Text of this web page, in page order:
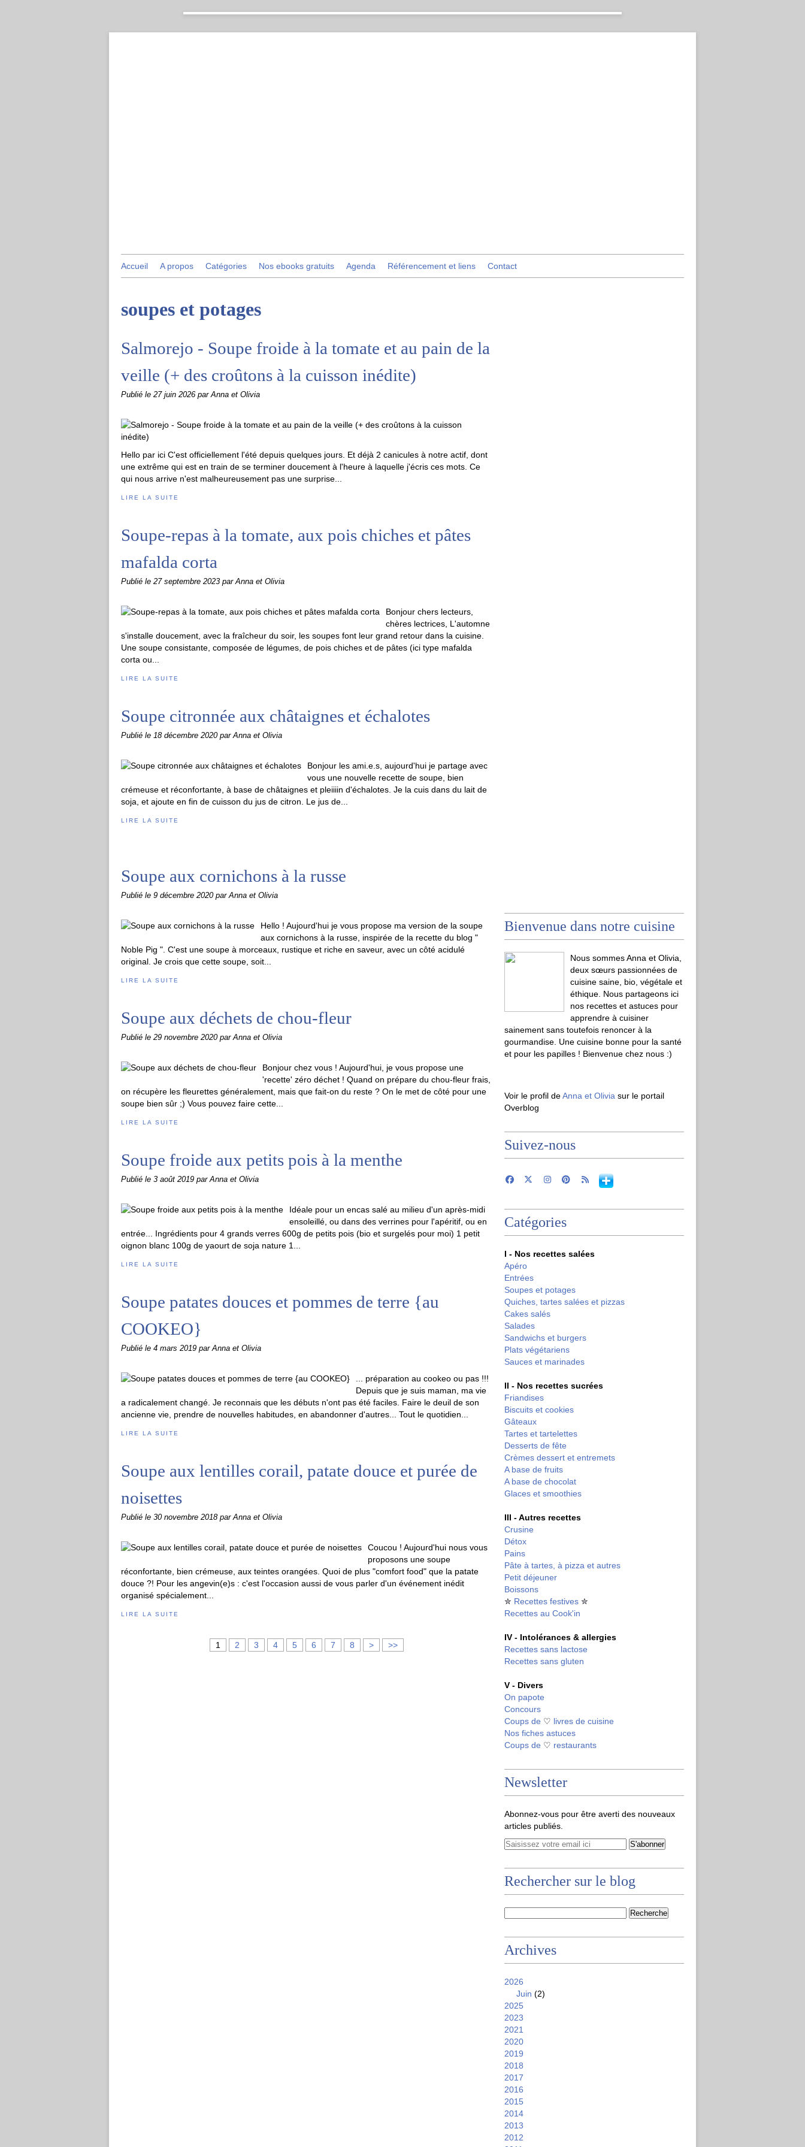
Accueil A propos Catégories Nos ebooks gratuits Agenda Référencement et liens Contact
soupes et potages
Salmorejo - Soupe froide à la tomate et au pain de la
veille (+ des croûtons à la cuisson inédite)
Publié le 27 juin 2026 par Anna et Olivia
Hello par ici C'est officiellement l'été depuis quelques jours. Et déjà 2 canicules à notre actif, dont
une extrême qui est en train de se terminer doucement à l'heure à laquelle j'écris ces mots. Ce
qui nous arrive n'est malheureusement pas une surprise...
LIRE LA SUITE
Soupe-repas à la tomate, aux pois chiches et pâtes
mafalda corta
Publié le 27 septembre 2023 par Anna et Olivia
Bonjour chers lecteurs,
chères lectrices, L'automne
s'installe doucement, avec la fraîcheur du soir, les soupes font leur grand retour dans la cuisine.
Une soupe consistante, composée de légumes, de pois chiches et de pâtes (ici type mafalda
corta ou...
LIRE LA SUITE
Soupe citronnée aux châtaignes et échalotes
Publié le 18 décembre 2020 par Anna et Olivia
Bonjour les ami.e.s, aujourd'hui je partage avec
vous une nouvelle recette de soupe, bien
crémeuse et réconfortante, à base de châtaignes et pleiiiin d'échalotes. Je la cuis dans du lait de
soja, et ajoute en fin de cuisson du jus de citron. Le jus de...
LIRE LA SUITE
Soupe aux cornichons à la russe
Publié le 9 décembre 2020 par Anna et Olivia
Hello ! Aujourd'hui je vous propose ma version de la soupe
aux cornichons à la russe, inspirée de la recette du blog "
Noble Pig ". C'est une soupe à morceaux, rustique et riche en saveur, avec un côté acidulé
original. Je crois que cette soupe, soit...
LIRE LA SUITE
Soupe aux déchets de chou-fleur
Publié le 29 novembre 2020 par Anna et Olivia
Bonjour chez vous ! Aujourd'hui, je vous propose une
'recette' zéro déchet ! Quand on prépare du chou-fleur frais,
on récupère les fleurettes généralement, mais que fait-on du reste ? On le met de côté pour une
soupe bien sûr ;) Vous pouvez faire cette...
LIRE LA SUITE
Soupe froide aux petits pois à la menthe
Publié le 3 août 2019 par Anna et Olivia
Idéale pour un encas salé au milieu d'un après-midi
ensoleillé, ou dans des verrines pour l'apéritif, ou en
entrée... Ingrédients pour 4 grands verres 600g de petits pois (bio et surgelés pour moi) 1 petit
oignon blanc 100g de yaourt de soja nature 1...
LIRE LA SUITE
Soupe patates douces et pommes de terre {au
COOKEO}
Publié le 4 mars 2019 par Anna et Olivia
... préparation au cookeo ou pas !!!
Depuis que je suis maman, ma vie
a radicalement changé. Je reconnais que les débuts n'ont pas été faciles. Faire le deuil de son
ancienne vie, prendre de nouvelles habitudes, en abandonner d'autres... Tout le quotidien...
LIRE LA SUITE
Soupe aux lentilles corail, patate douce et purée de
noisettes
Publié le 30 novembre 2018 par Anna et Olivia
Coucou ! Aujourd'hui nous vous
proposons une soupe
réconfortante, bien crémeuse, aux teintes orangées. Quoi de plus "comfort food" que la patate
douce ?! Pour les angevin(e)s : c'est l'occasion aussi de vous parler d'un événement inédit
organisé spécialement...
LIRE LA SUITE
1 2 3 4 5 6 7 8 > >>
Bienvenue dans notre cuisine
Nous sommes Anna et Olivia,
deux sœurs passionnées de
cuisine saine, bio, végétale et
éthique. Nous partageons ici
nos recettes et astuces pour
apprendre à cuisiner
sainement sans toutefois renoncer à la
gourmandise. Une cuisine bonne pour la santé
et pour les papilles ! Bienvenue chez nous :)
Voir le profil deAnna et Olivia sur le portail
Overblog
Suivez-nous
Catégories
I - Nos recettes salées
Apéro
Entrées
Soupes et potages
Quiches, tartes salées et pizzas
Cakes salés
Salades
Sandwichs et burgers
Plats végétariens
Sauces et marinades
II - Nos recettes sucrées
Friandises
Biscuits et cookies
Gâteaux
Tartes et tartelettes
Desserts de fête
Crèmes dessert et entremets
A base de fruits
A base de chocolat
Glaces et smoothies
III - Autres recettes
Crusine
Détox
Pains
Pâte à tartes, à pizza et autres
Petit déjeuner
Boissons
✮ Recettes festives ✮
Recettes au Cook'in
IV - Intolérances & allergies
Recettes sans lactose
Recettes sans gluten
V - Divers
On papote
Concours
Coups de ♡ livres de cuisine
Nos fiches astuces
Coups de ♡ restaurants
Newsletter
Abonnez-vous pour être averti des nouveaux
articles publiés.
Rechercher sur le blog
Archives
2026
Juin (2)
2025
2023
2021
2020
2019
2018
2017
2016
2015
2014
2013
2012